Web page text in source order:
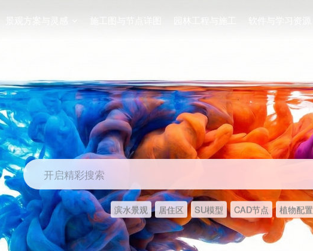
景观方案与灵感 施工图与节点详图 园林工程与施工 软件与学习资源
开启精彩搜索
滨水景观 居住区 SU模型 CAD节点 植物配置